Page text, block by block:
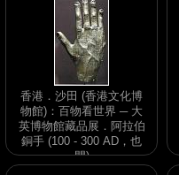
香港．沙田 (香港文化博
物館)：百物看世界 ─ 大
英博物館藏品展．阿拉伯
銅手 (100 - 300 AD，也
門)